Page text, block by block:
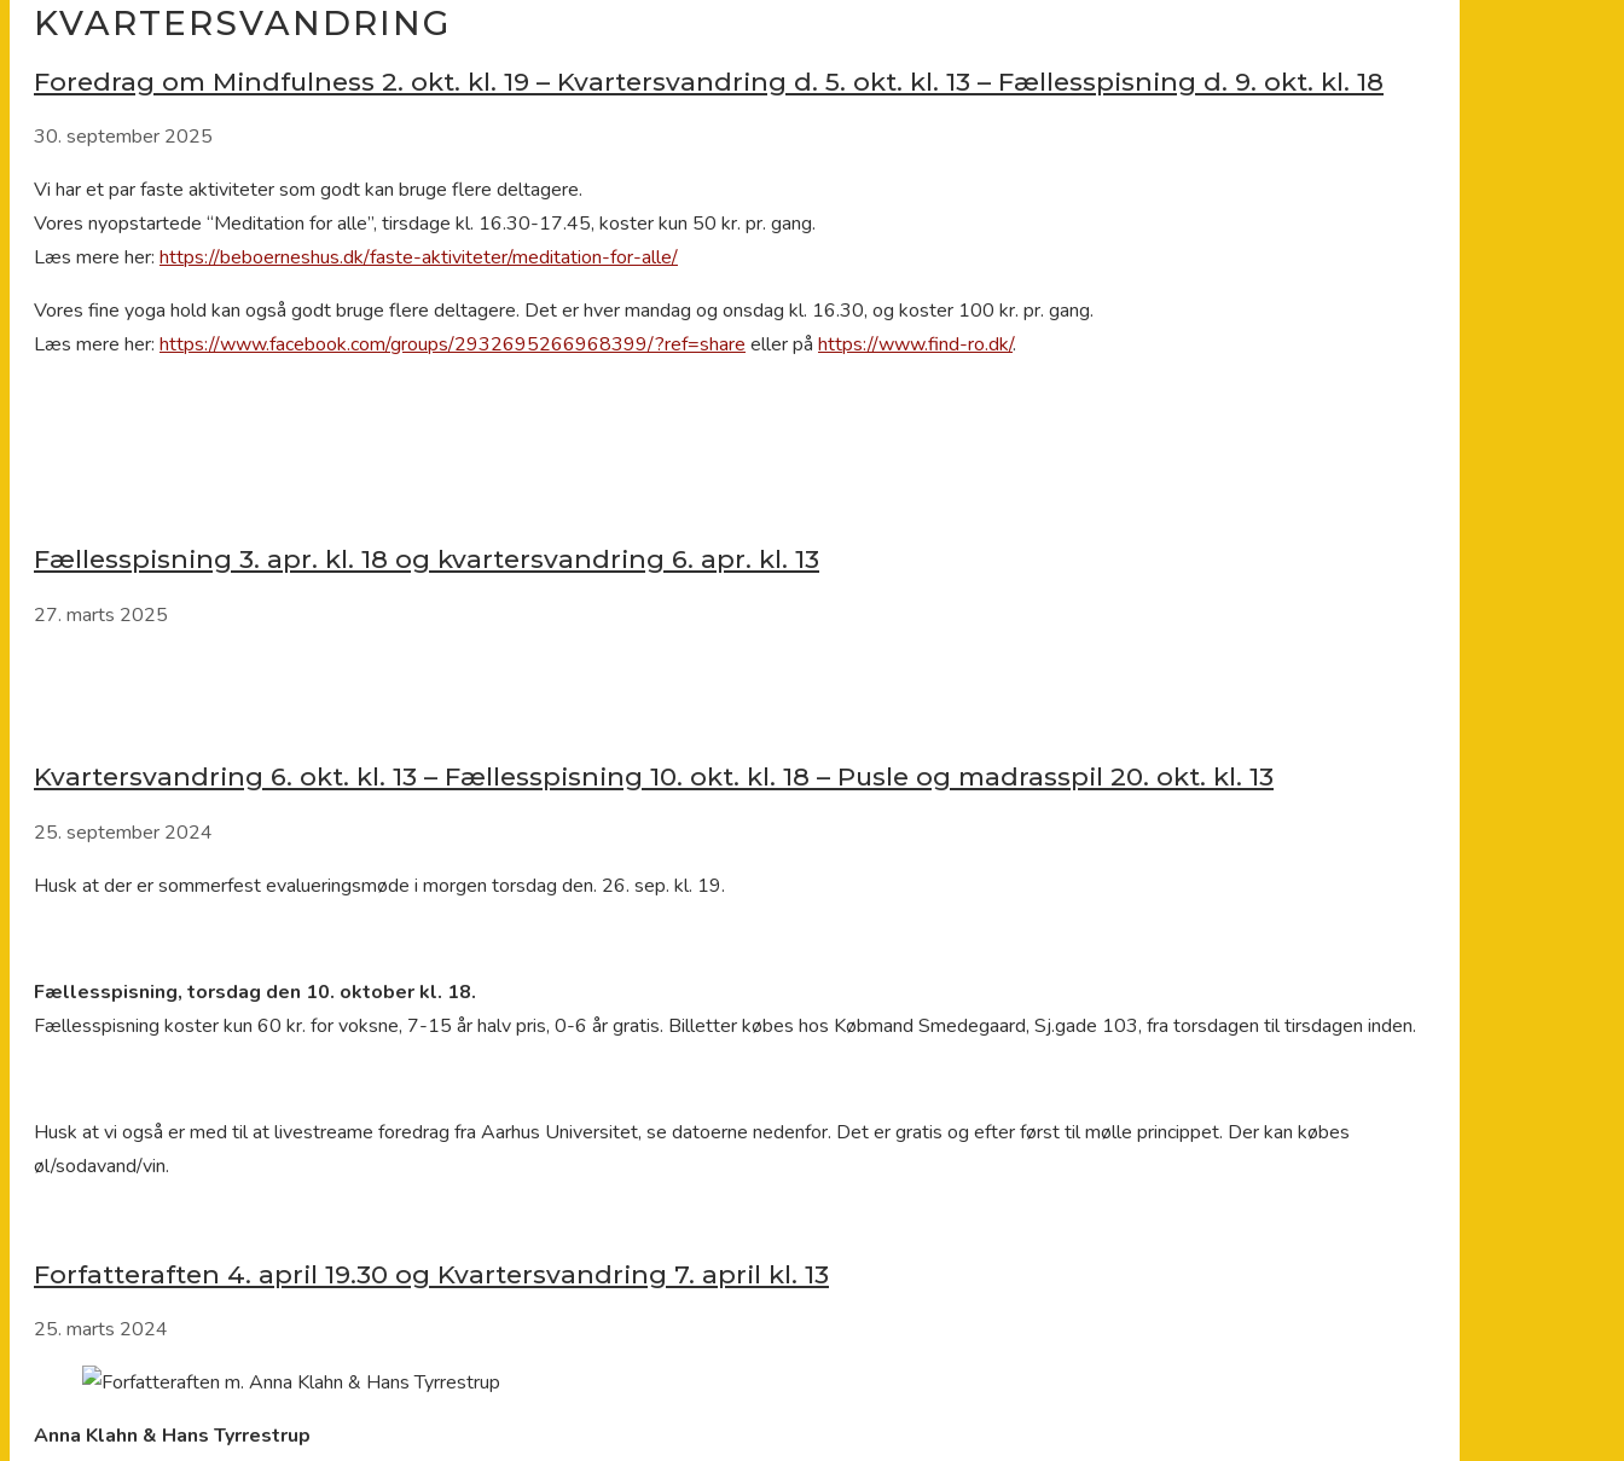
KVARTERSVANDRING
Foredrag om Mindfulness 2. okt. kl. 19 – Kvartersvandring d. 5. okt. kl. 13 – Fællesspisning d. 9. okt. kl. 18
30. september 2025
Vi har et par faste aktiviteter som godt kan bruge flere deltagere.
Vores nyopstartede “Meditation for alle”, tirsdage kl. 16.30-17.45, koster kun 50 kr. pr. gang.
Læs mere her: https://beboerneshus.dk/faste-aktiviteter/meditation-for-alle/
Vores fine yoga hold kan også godt bruge flere deltagere. Det er hver mandag og onsdag kl. 16.30, og koster 100 kr. pr. gang.
Læs mere her: https://www.facebook.com/groups/2932695266968399/?ref=share eller på https://www.find-ro.dk/.
Fællesspisning 3. apr. kl. 18 og kvartersvandring 6. apr. kl. 13
27. marts 2025
Kvartersvandring 6. okt. kl. 13 – Fællesspisning 10. okt. kl. 18 – Pusle og madrasspil 20. okt. kl. 13
25. september 2024
Husk at der er sommerfest evalueringsmøde i morgen torsdag den. 26. sep. kl. 19.
Fællesspisning, torsdag den 10. oktober kl. 18.
Fællesspisning koster kun 60 kr. for voksne, 7-15 år halv pris, 0-6 år gratis. Billetter købes hos Købmand Smedegaard, Sj.gade 103, fra torsdagen til tirsdagen inden.
Husk at vi også er med til at livestreame foredrag fra Aarhus Universitet, se datoerne nedenfor. Det er gratis og efter først til mølle princippet. Der kan købes
øl/sodavand/vin.
Forfatteraften 4. april 19.30 og Kvartersvandring 7. april kl. 13
25. marts 2024
Anna Klahn & Hans Tyrrestrup